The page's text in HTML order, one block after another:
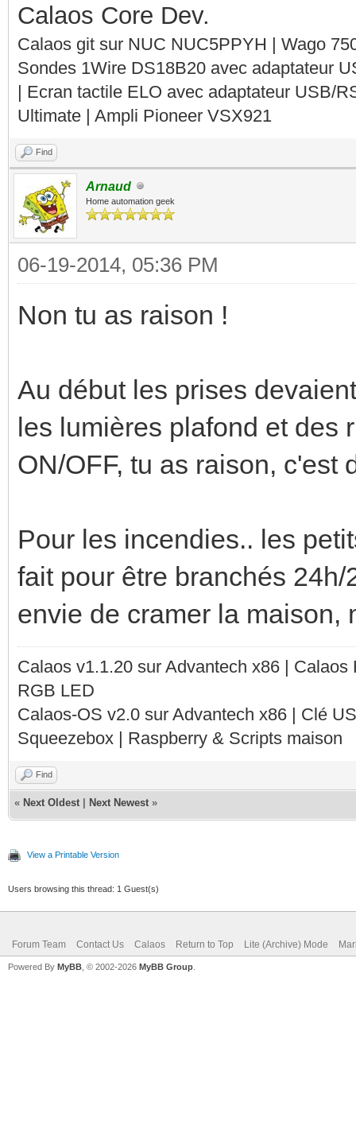
Calaos Core Dev.
Calaos git sur NUC NUC5PPYH | Wago
Sondes 1Wire DS18B20 avec adaptateur
| Ecran tactile ELO avec adaptateur USB/
Ultimate | Ampli Pioneer VSX921
Find
Arnaud
Home automation geek
06-19-2014, 05:36 PM
Non tu as raison !
Au début les prises
les lumières plafond et des
ON/OFF, tu as raison, c'est
Pour les incendies.. les
fait pour être branchés
envie de cramer la
Calaos v1.1.20 sur Advantech x86 |
RGB LED
Calaos-OS v2.0 sur Advantech x86 | Clé
Squeezebox | Raspberry & Scripts maison
Find
« Next Oldest Next Newest »
View a Printable Version
Users browsing this thread: 1 Guest(s)
Forum Team Contact Us Calaos Return to Top Lite (Archive) Mode
Powered By MyBB , © 2002-2026 MyBB Group